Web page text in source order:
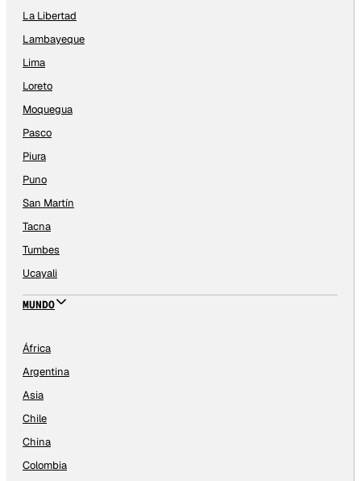
La Libertad
Lambayeque
Lima
Loreto
Moquegua
Pasco
Piura
Puno
San Martín
Tacna
Tumbes
Ucayali
MUNDO
África
Argentina
Asia
Chile
China
Colombia